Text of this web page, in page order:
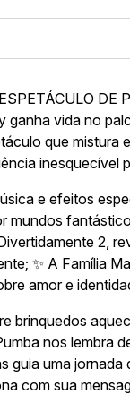
DE
ganha vida no
que mistura
inesquecível
e efeitos
mundos
2,
✨ A Família
amor e
brinquedos
nos lembra
guia uma jornada
com sua